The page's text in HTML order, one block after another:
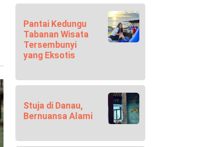
Pantai Kedungu
Tabanan Wisata
Tersembunyi
yang Eksotis
Stuja di Danau,
Bernuansa Alami